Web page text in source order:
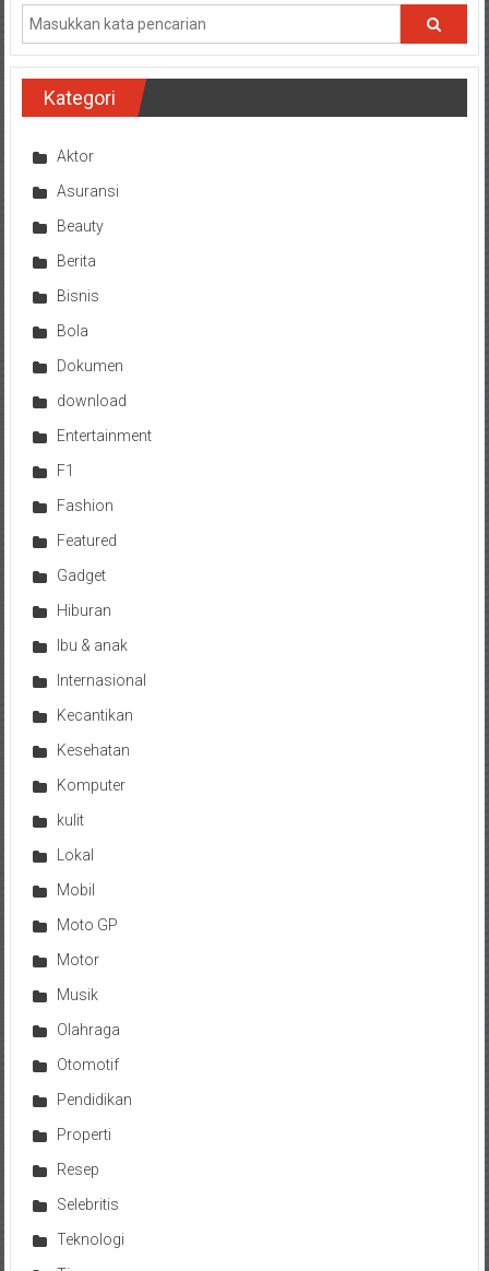
Kategori
Aktor
Asuransi
Beauty
Berita
Bisnis
Bola
Dokumen
download
Entertainment
F1
Fashion
Featured
Gadget
Hiburan
Ibu & anak
Internasional
Kecantikan
Kesehatan
Komputer
kulit
Lokal
Mobil
Moto GP
Motor
Musik
Olahraga
Otomotif
Pendidikan
Properti
Resep
Selebritis
Teknologi